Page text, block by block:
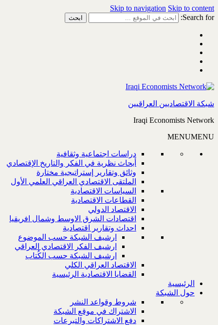
Skip to navigation Skip to content
Search for:
شبكة الاقتصاديين العراقيين
Iraqi Economists Network
MENUMENU
دراسات اجتماعية وثقافية
أبحاث نظرية في الفكر والتاريخ الإقتصادي
وثائق وتقارير إستراتيجية مختارة
الملتقى الاقتصادي العراقي العلمي الأول
السياسات الاقتصادية
القطاعات الاقتصادية
الاقتصاد الدولي
اقتصادات الشرق الاوسط وشمال افريقيا
احداث وتقارير اقتصادية
ارشيف الشبكة حسب الموضوع
ارشيف الفكر الاقتصادي العراقي
ارشيف الشبكة حسب الكُتاب
الاقتصاد العراقي الكلي
القضايا الاقتصادية الرئيسية
الرئيسية
حول الشبكة
شروط وقواعد النشر
الاشتراك في موقع الشبكة
دفع الاشتراكات والتبرعات